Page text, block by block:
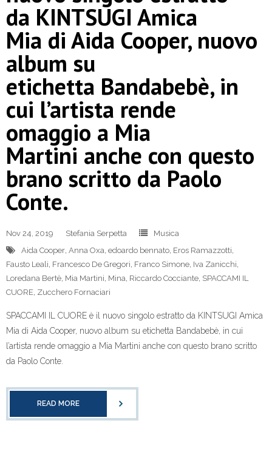
da KINTSUGI Amica
Mia di Aida Cooper, nuovo
album su
etichetta Bandabebè, in
cui l’artista rende
omaggio a Mia
Martini anche con questo
brano scritto da Paolo
Conte.
Nov 24, 2019 Stefania Serpetta
Musica
Aida Cooper, Anna Oxa, edoardo bennato, Eros Ramazzotti,
Fausto Leali, Francesco De Gregori, Franco Simone, Iva Zanicchi,
Loredana Bertè, Mia Martini, Mina, Riccardo Cocciante, SPACCAMI IL
CUORE, Zucchero Fornaciari
SPACCAMI IL CUORE è il nuovo singolo estratto da KINTSUGI Amica
Mia di Aida Cooper, nuovo album su etichetta Bandabebè, in cui
l’artista rende omaggio a Mia Martini anche con questo brano scritto
da Paolo Conte.
READ MORE